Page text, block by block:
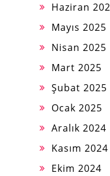
Haziran
Mayıs 2025
Nisan 2025
Mart 2025
Şubat 2025
Ocak 2025
Aralık 2024
Kasım 2024
Ekim 2024